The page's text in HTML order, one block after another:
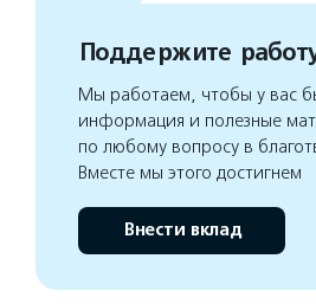
Поддержите
Мы работаем, чтобы у вас
информация и полезные
по любому вопросу в
Вместе мы этого достигнем
Внести вклад